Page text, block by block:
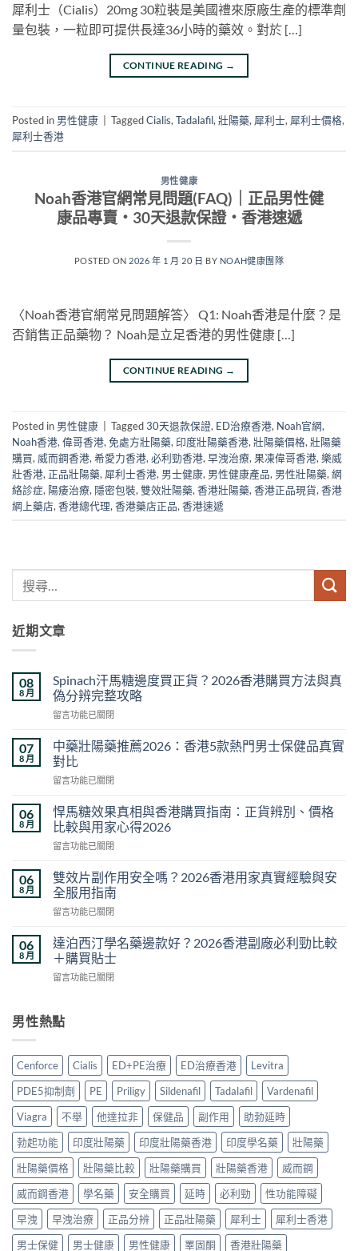
犀利士（Cialis）20mg 30粒裝是美國禮來原廠生產的標準劑
量包裝，一粒即可提供長達36小時的藥效。對於 […]
CONTINUE READING →
Posted in 男性健康 TaggedCialis, Tadalafil, 壯陽藥, 犀利士, 犀利士價格,
犀利士香港
男性健康
Noah香港官網常見問題(FAQ)｜正品男性健
康品專賣・30天退款保證・香港速遞
POSTED ON 2026 年 1 月 20 日 BY NOAH健康團隊
〈Noah香港官網常見問題解答〉 Q1: Noah香港是什麼？是
否銷售正品藥物？ Noah是立足香港的男性健康 […]
CONTINUE READING →
Posted in 男性健康 Tagged30天退款保證, ED治療香港, Noah官網,
Noah香港, 偉哥香港, 免處方壯陽藥, 印度壯陽藥香港, 壯陽藥價格, 壯陽藥
購買, 威而鋼香港, 希愛力香港, 必利勁香港, 早洩治療, 果凍偉哥香港, 樂威
壯香港, 正品壯陽藥, 犀利士香港, 男士健康, 男性健康產品, 男性壯陽藥, 網
絡診症, 陽痿治療, 隱密包裝, 雙效壯陽藥, 香港壯陽藥, 香港正品現貨, 香港
網上藥店, 香港總代理, 香港藥店正品, 香港速遞
近期文章
08
8 月
Spinach汗馬糖邊度買正貨？2026香港購買方法與真
偽分辨完整攻略
在
汗
馬
糖
邊
買
正
貨？
2026
港
購
方
與
真
偽
完
整
略〉
中
留言功能已關閉
07
8 月
中藥壯陽藥推薦2026：香港5款熱門男士保健品真實
對比
在
藥
壯
陽
藥
薦
2026：
香
港
款
熱
男
健
實
對
比〉
中
留言功能已關閉
06
8 月
悍馬糖效果真相與香港購買指南：正貨辨別、價格
比較與用家心得2026
在
馬
糖
效
果
相
與
香
港
指
貨
辨
別、
價
比
較
與
用
家
心
得
2026〉
中
留言功能已關閉
06
8 月
雙效片副作用安全嗎？2026香港用家真實經驗與安
全服用指南
在
效
片
副
作
全
港
用
家
實
經
驗
與
安
全
服
用
指
留言功能已關閉
06
8 月
達泊西汀學名藥邊款好？2026香港副廠必利勁比較
＋購買貼士
在
西
汀
名
藥
邊
款
好？
2026
香
港
副
廠
必
利
勁
比
較
留言功能已關閉
男性熱點
Cenforce Cialis ED+PE治療 ED治療香港
Levitra
PDE5抑制劑
PE Priligy Sildenafil Tadalafil
Vardenafil
Viagra
不舉 他達拉非 保健品 副作用
助勃延時
勃起功能
印度壯陽藥 印度壯陽藥香港 印度學名藥
壯陽藥
壯陽藥價格
壯陽藥比較 壯陽藥購買 壯陽藥香港
威而鋼
威而鋼香港
學名藥 安全購買 延時 必利勁
性功能障礙
早洩
早洩治療 正品分辨 正品壯陽藥 犀利士
犀利士香港
男士保健
男士健康 男性健康 睪固酮 香港壯陽藥